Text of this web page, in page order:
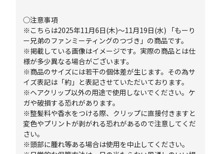
◯注意事項
※こちらは2025年11月6日(木)～11月19日(水) 「もーり
ー兄弟のファンミーティングのつづき」の商品です。
※掲載している画像はイメージです。実際の商品とは仕
様が多少異なる場合がございます。
※商品のサイズには若干の個体差が生じます。その為サ
イズ表記は「約」と表記させていただいております。
※ヘアクリップ以外の用途で使用しないでください。ケ
ガや破損する恐れがあります。
※整髪料や香水をつける際、クリップに直接付きますと
変色やプリントが剥がれる恐れがあるので注意してくだ
さい。
※頭部に腫れ等ある場合は使用を中止してください。